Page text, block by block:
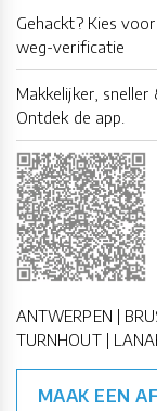
Gehackt? Kies
weg-verificatie
Makkelijker,
Ontdek de app.
ANTWERPEN |
TURNHOUT |
MAAK EEN